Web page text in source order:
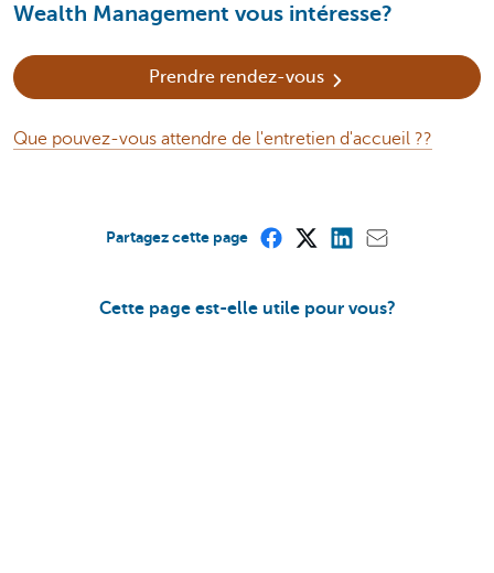
Wealth Management vous intéresse?
Prendre rendez-vous
Que pouvez-vous attendre de l'entretien d'accueil ??
Cette page est-elle utile pour vous?
Partagez cette page